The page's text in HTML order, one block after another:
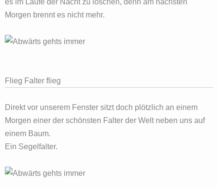
Morgen brennt es nicht mehr.
Flieg Falter flieg
Direkt vor unserem Fenster sitzt doch plötzlich an einem
Morgen einer der schönsten Falter der Welt neben uns auf
einem Baum.
Ein Segelfalter.